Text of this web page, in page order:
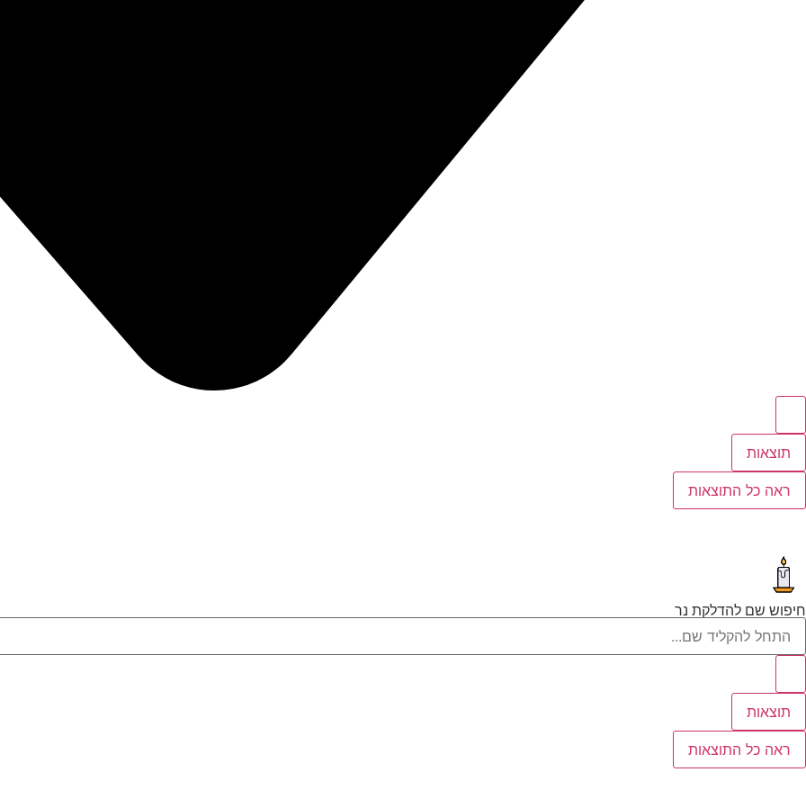
תוצאות
ראה כל התוצאות
חיפוש שם להדלקת נר
תוצאות
ראה כל התוצאות